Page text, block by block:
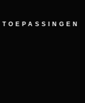
TOEPASSINGEN
5.0